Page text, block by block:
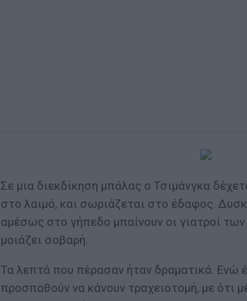
Σε μια διεκδίκηση μπάλας ο Τσιμάνγκα
στο λαιμό, και σωριάζεται στο έδαφος.
αμέσως στο γήπεδο μπαίνουν οι γιατροί
μοιάζει σοβαρή.
Τα λεπτά που πέρασαν ήταν δραματικά. Ενώ
προσπαθούν να κάνουν τραχειοτομή, με ότι